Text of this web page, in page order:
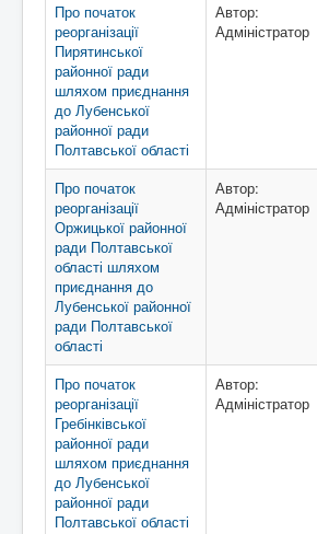
Про початок
реорганізації
Пирятинської
районної ради
шляхом приєднання
до Лубенської
районної ради
Полтавської області
Автор:
Адміністратор
Про початок
реорганізації
Оржицької районної
ради Полтавської
області шляхом
приєднання до
Лубенської районної
ради Полтавської
області
Автор:
Адміністратор
Про початок
реорганізації
Гребінківської
районної ради
шляхом приєднання
до Лубенської
районної ради
Полтавської області
Автор:
Адміністратор